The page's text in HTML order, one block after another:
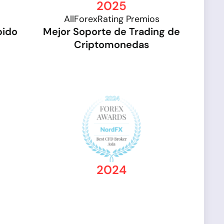
2025
AllForexRating Premios
Mejor Soporte de Trading de
Criptomonedas
2024